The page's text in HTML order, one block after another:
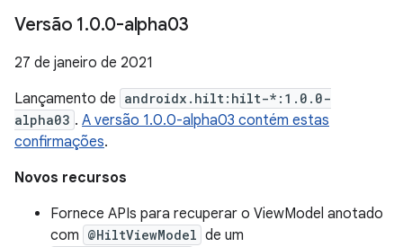
Versão 1.0.0-alpha03
27 de janeiro de 2021
Lançamento de androidx.hilt:hilt-*:1.0.0-
alpha03 . A versão 1.0.0-alpha03 contém estas
confirmações.
Novos recursos
Fornece APIs para recuperar o ViewModel anotado
com @HiltViewModel de um